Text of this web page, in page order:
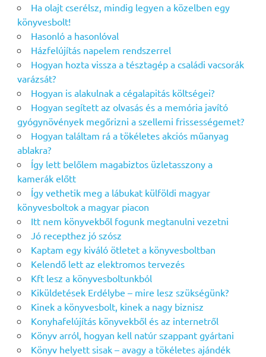
Ha olajt cserélsz, mindig legyen a közelben egy
könyvesbolt!
Hasonló a hasonlóval
Házfelújítás napelem rendszerrel
Hogyan hozta vissza a tésztagép a családi vacsorák
varázsát?
Hogyan is alakulnak a cégalapitás költségei?
Hogyan segített az olvasás és a memória javító
gyógynövények megőrizni a szellemi frissességemet?
Hogyan találtam rá a tökéletes akciós műanyag
ablakra?
Így lett belőlem magabiztos üzletasszony a
kamerák előtt
Így vethetik meg a lábukat külföldi magyar
könyvesboltok a magyar piacon
Itt nem könyvekből fogunk megtanulni vezetni
Jó recepthez jó szósz
Kaptam egy kiváló ötletet a könyvesboltban
Kelendő lett az elektromos tervezés
Kft lesz a könyvesboltunkból
Kiküldetések Erdélybe – mire lesz szükségünk?
Kinek a könyvesbolt, kinek a nagy biznisz
Konyhafelújítás könyvekből és az internetről
Könyv arról, hogyan kell natúr szappant gyártani
Könyv helyett sisak – avagy a tökéletes ajándék